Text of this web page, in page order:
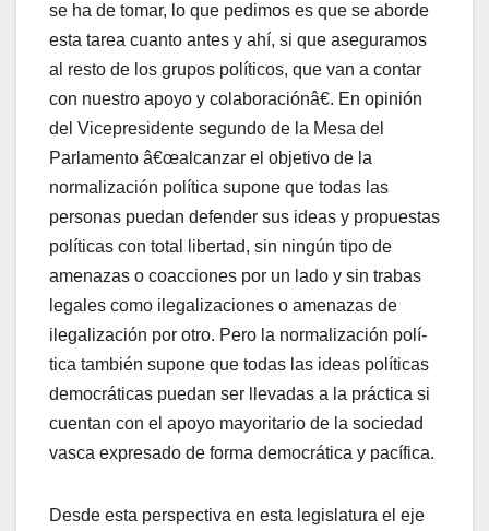
se ha de tomar, lo que pedimos es que se aborde
esta tarea cuanto antes y ahí­, si que aseguramos
al resto de los grupos polí­ticos, que van a contar
con nuestro apoyo y colaboraciónâ€. En opinión
del Vicepresidente segundo de la Mesa del
Parlamento â€œalcanzar el objetivo de la
normalización polí­tica supone que todas las
personas puedan defender sus ideas y propuestas
polí­ticas con total libertad, sin ningún tipo de
amenazas o coacciones por un lado y sin trabas
legales como ilegalizaciones o amenazas de
ilegalización por otro. Pero la normalización polí­
tica también supone que todas las ideas polí­ticas
democráticas puedan ser llevadas a la práctica si
cuentan con el apoyo mayoritario de la sociedad
vasca expresado de forma democrática y pací­fica.
Desde esta perspectiva en esta legislatura el eje